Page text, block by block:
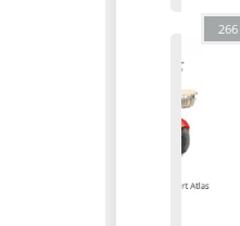
266